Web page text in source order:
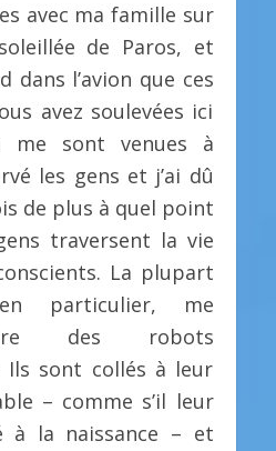
avec ma famille sur
de Paros, et
dans l’avion que ces
avez soulevées ici
me sont venues à
les gens et j’ai dû
de plus à quel point
traversent la vie
La plupart
particulier, me
des robots
Ils sont collés à leur
– comme s’il leur
à la naissance – et